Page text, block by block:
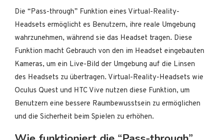
Die “Pass-through” Funktion eines Virtual-Reality-
Headsets ermöglicht es Benutzern, ihre reale Umgebung
wahrzunehmen, während sie das Headset tragen. Diese
Funktion macht Gebrauch von den im Headset eingebauten
Kameras, um ein Live-Bild der Umgebung auf die Linsen
des Headsets zu übertragen. Virtual-Reality-Headsets wie
Oculus Quest und HTC Vive nutzen diese Funktion, um
Benutzern eine bessere Raumbewusstsein zu ermöglichen
und die Sicherheit beim Spielen zu erhöhen.